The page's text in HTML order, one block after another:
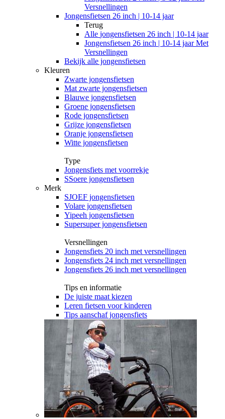
Versnellingen
Jongensfietsen 26 inch | 10-14 jaar
Terug
Alle jongensfietsen 26 inch | 10-14 jaar
Jongensfietsen 26 inch | 10-14 jaar Met
Versnellingen
Bekijk alle jongensfietsen
Kleuren
Zwarte jongensfietsen
Mat zwarte jongensfietsen
Blauwe jongensfietsen
Groene jongensfietsen
Rode jongensfietsen
Grijze jongensfietsen
Oranje jongensfietsen
Witte jongensfietsen
Type
Jongensfiets met voorrekje
SSoere jongensfietsen
Merk
SJOEF jongensfietsen
Volare jongensfietsen
Yipeeh jongensfietsen
Supersuper jongensfietsen
Versnellingen
Jongensfiets 20 inch met versnellingen
Jongensfiets 24 inch met versnellingen
Jongensfiets 26 inch met versnellingen
Tips en informatie
De juiste maat kiezen
Leren fietsen voor kinderen
Tips aanschaf jongensfiets